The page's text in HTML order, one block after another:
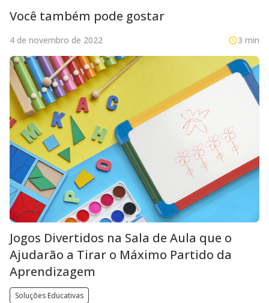
Você também pode gostar
4 de novembro de 2022 3 min
Jogos Divertidos na Sala de Aula que o
Ajudarão a Tirar o Máximo Partido da
Aprendizagem
Soluções Educativas